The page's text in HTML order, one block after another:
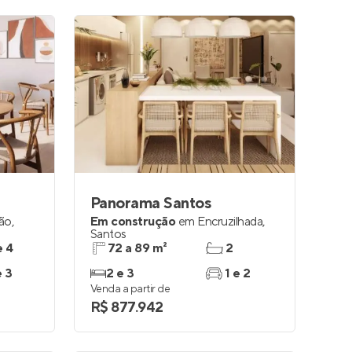
,
4
3
Panorama Santos
Em construção em Encruzilhada,
Santos
72 a 89 m²
2 e 3
2
1 e 2
Venda a partir de
R$ 877.942